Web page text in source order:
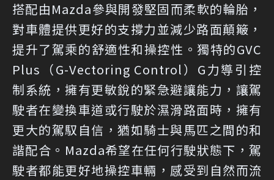
搭配由Mazda參與開發堅固而柔軟的輪胎，
對車體提供更好的支撐力並減少路面顛簸，
提升了駕乘的舒適性和操控性。獨特的GVC
Plus（G-Vectoring Control）G力導引控
制系統，擁有更敏銳的緊急避讓能力，讓駕
駛者在變換車道或行駛於濕滑路面時，擁有
更大的駕馭自信，猶如騎士與馬匹之間的和
諧配合。Mazda希望在任何行駛狀態下，駕
駛者都能更好地操控車輛，感受到自然而流